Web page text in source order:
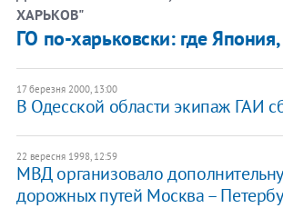
ХАРЬКОВ"
ГО по-харьковски: где
17 березня 2000, 13:00
В Одесской области экипаж ГАИ
22 вересня 1998, 12:59
МВД организовало
дорожных путей Москва –